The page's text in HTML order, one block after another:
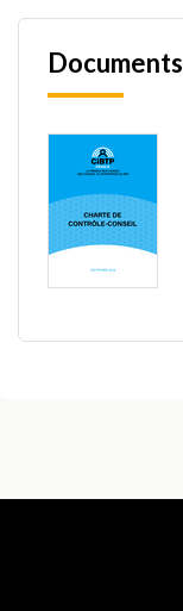
Documents